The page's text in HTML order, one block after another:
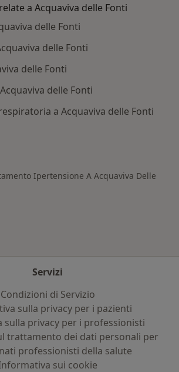
a Acquaviva delle Fonti
delle Fonti
delle Fonti
delle Fonti
delle Fonti
a Acquaviva delle Fonti
Ipertensione A Acquaviva Delle
Servizi
Condizioni di Servizio
sulla privacy per i pazienti
sulla privacy per i professionisti
trattamento dei dati personali per
professionisti della salute
sui cookie